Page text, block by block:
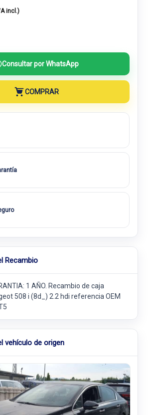
incl.)
Consultar por WhatsApp
COMPRAR
Recambio
1 AÑO. Recambio de caja
508 i (8d_) 2.2 hdi referencia OEM
vehículo de origen